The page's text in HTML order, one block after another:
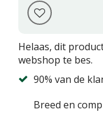
Helaas, dit
webshop te bes.
90% van de
Breed en